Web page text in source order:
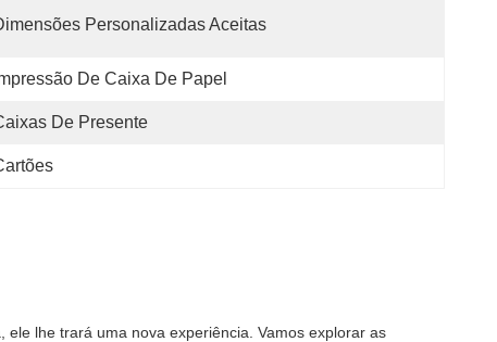
Personalizadas Aceitas
De Caixa De Papel
De Presente
lhe trará uma nova experiência. Vamos explorar as